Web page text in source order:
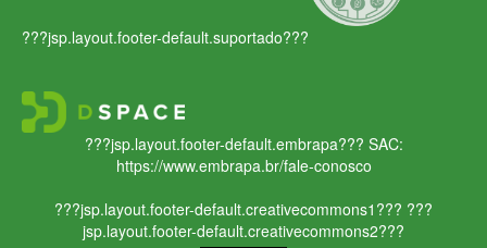
???jsp.layout.footer-default.suportado???
???jsp.layout.footer-default.embrapa??? SAC:
https://www.embrapa.br/fale-conosco
???jsp.layout.footer-default.creativecommons1??? ???
jsp.layout.footer-default.creativecommons2???